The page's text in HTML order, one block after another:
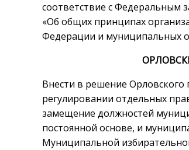
соответствие с Федеральным
«Об общих принципах
Федерации и муниципальных
Внести в решение Орловского
регулировании отдельных
замещение должностей
постоянной основе, и
Муниципальной